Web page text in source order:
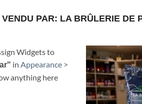
VENDU PAR: LA BRÛLERIE DE
Widgets to
in Appearance >
anything here